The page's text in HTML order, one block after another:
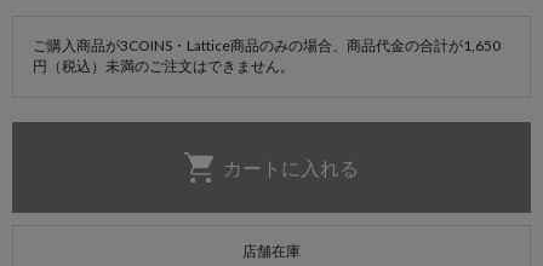
ご購入商品が3COINS・Lattice商品のみの場合、商品代金の合計が1,650
円（税込）未満のご注文はできません。
店舗在庫